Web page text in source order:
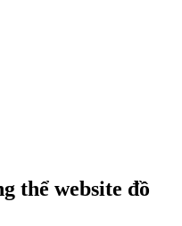
thể website đồ